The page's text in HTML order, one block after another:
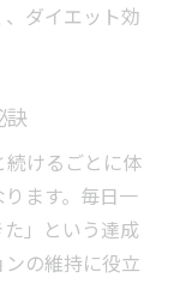
ダイエット効
訣
続けるごとに体
ます。毎日一
」という達成
の維持に役立